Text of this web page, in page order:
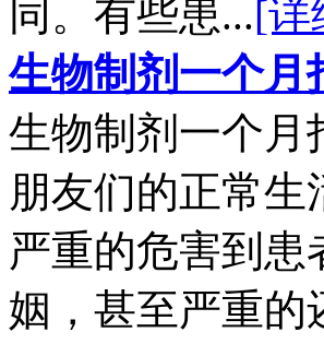
同。有些患...[详
生物制剂一个月
生物制剂一个月
朋友们的正常
严重的危害到
姻，甚至严重的